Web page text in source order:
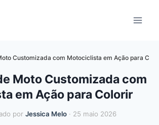
Customizada com Motociclista em Ação para
Moto Customizada com
em Ação para Colorir
por Jessica Melo· 25 maio 2026